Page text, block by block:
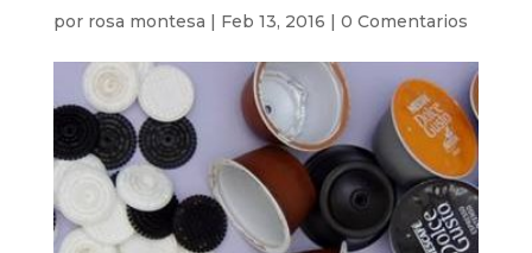
por rosa montesa | Feb 13, 2016 | 0 Comentarios